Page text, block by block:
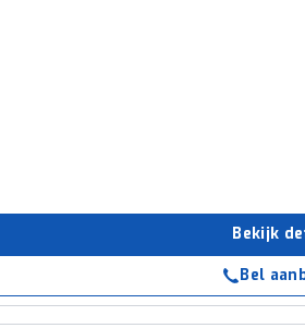
Bekijk
Bel